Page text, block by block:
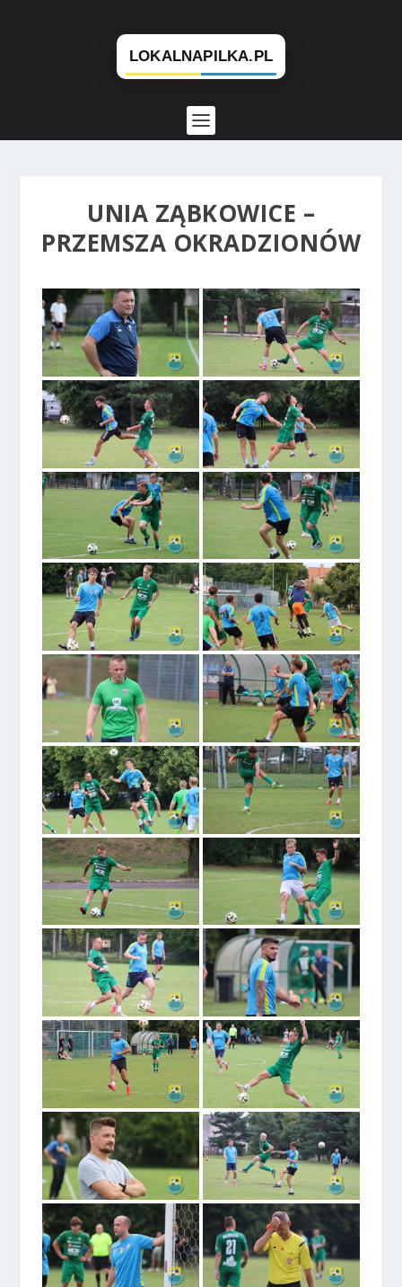
UNIA ZĄBKOWICE –
PRZEMSZA OKRADZIONÓW